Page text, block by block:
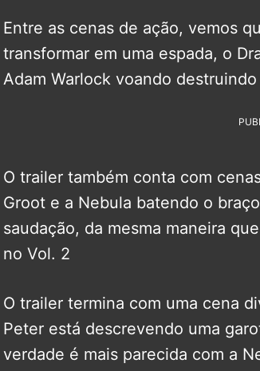
Entre as cenas de ação, vemos
transformar em uma espada, o
Adam Warlock voando
O trailer também conta com
Groot e a Nebula batendo o
saudação, da mesma maneira
no Vol. 2
O trailer termina com uma cena
Peter está descrevendo uma
verdade é mais parecida com a